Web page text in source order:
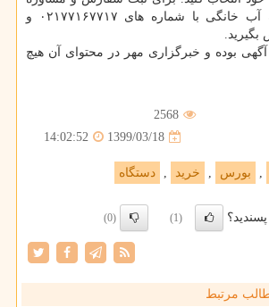
خرید دستگاه تصفیه آب خانگی با شماره های ۰۲۱۷۷۱۶۷۷۱۷ و
بوده و خبرگزاری مهر در محتوای آن هیچ
2568
1399/03/18
14:02:52
, بورس , خرید , دستگاه
(1)
(0)
مرتبط